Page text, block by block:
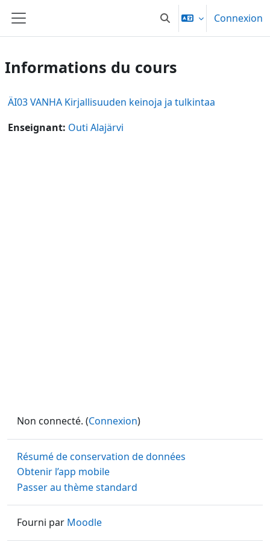
Panneau latéral Activer/désactiver la
Connexion
Informations du cours
ÄI03 VANHA Kirjallisuuden keinoja ja tulkintaa
Enseignant: Outi Alajärvi
Non connecté. (Connexion)
Résumé de conservation de données
Obtenir l’app mobile
Passer au thème standard
Fourni par Moodle